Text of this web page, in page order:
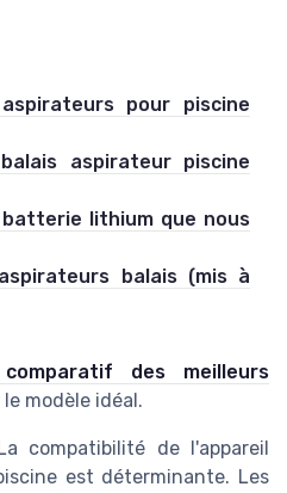
pour piscine
aspirateur piscine
lithium que nous
balais (mis à
des meilleurs
modèle idéal.
compatibilité de l'appareil
est déterminante. Les